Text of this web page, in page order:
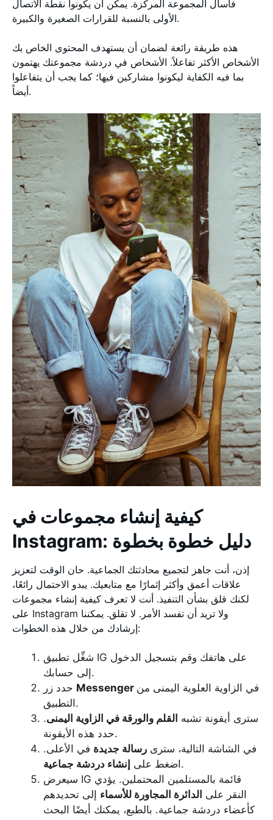
فاسأل المجموعة المركزة. يمكن أن يكونوا نقطة الاتصال
الأولى بالنسبة للقرارات الصغيرة والكبيرة.
هذه طريقة رائعة لضمان أن يستهدف المحتوى الخاص بك
الأشخاص الأكثر تفاعلاً. الأشخاص في دردشة مجموعتك يهتمون
بما فيه الكفاية ليكونوا مشاركين فيها؛ كما يجب أن يتفاعلوا
أيضاً.
كيفية إنشاء مجموعات في
Instagram: دليل خطوة بخطوة
إذن، أنت جاهز لتجميع محادثتك الجماعية. حان الوقت لتعزيز
علاقات أعمق وأكثر إثمارًا مع متابعيك. يبدو الاحتمال رائعًا،
لكنك قلق بشأن التنفيذ. أنت لا تعرف كيفية إنشاء مجموعات
على Instagram ولا تريد أن تفسد الأمر. لا تقلق. يمكننا
إرشادك من خلال هذه الخطوات:
شغِّل تطبيق IG على هاتفك وقم بتسجيل الدخول
إلى حسابك.
Messenger في الزاوية العلوية اليمنى من
التطبيق.
سترى أيقونة تشبه القلم والورقة في الزاوية اليمنى.
حدد هذه الأيقونة.
في الشاشة التالية، سترى رسالة جديدة في الأعلى.
اضغط على إنشاء دردشة جماعية
.
سيعرض IG قائمة بالمستلمين المحتملين. يؤدي
النقر على الدائرة المجاورة للأسماء إلى تحديدهم
كأعضاء دردشة جماعية. بالطبع، يمكنك أيضًا البحث